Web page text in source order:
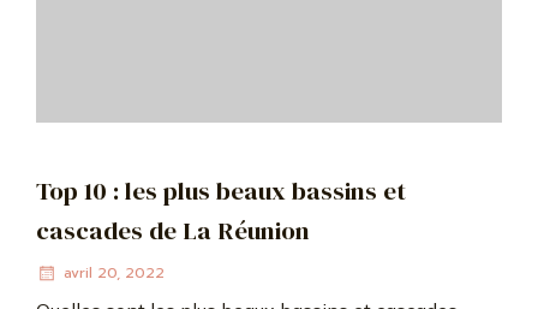
Top 10 : les plus beaux bassins et
cascades de La Réunion
avril 20, 2022